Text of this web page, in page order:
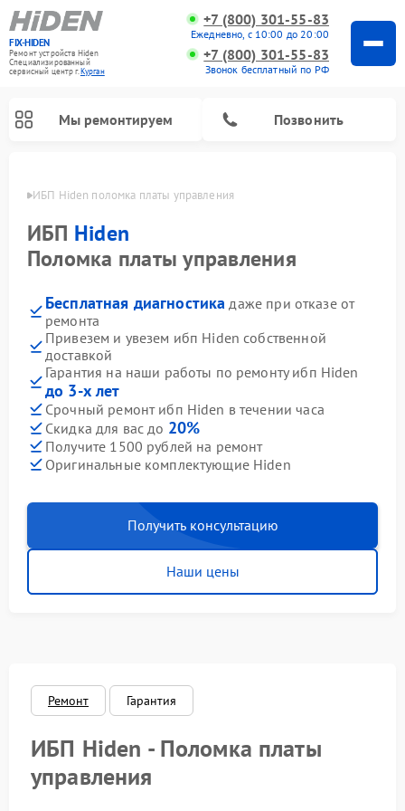
FIX-HIDEN
Ремонт устройств Hiden
Специализированный
cервисный центр г.Курган
+7 (800) 301-55-83
Ежедневно, с 10:00 до 20:00
+7 (800) 301-55-83
Звонок бесплатный по РФ
Мы ремонтируем Позвонить
ИБП Hiden поломка платы управления
ИБП Hiden
Поломка платы управления
Бесплатная диагностика даже при отказе от
ремонта
Привезем и увезем ибп Hiden собственной
доставкой
Гарантия на наши работы по ремонту ибп Hiden
до 3-х лет
Срочный ремонт ибп Hiden в течении часа
Скидка для вас до 20%
Получите 1500 рублей на ремонт
Оригинальные комплектующие Hiden
Получить консультацию
Наши цены
Ремонт Гарантия
ИБП Hiden - Поломка платы
управления